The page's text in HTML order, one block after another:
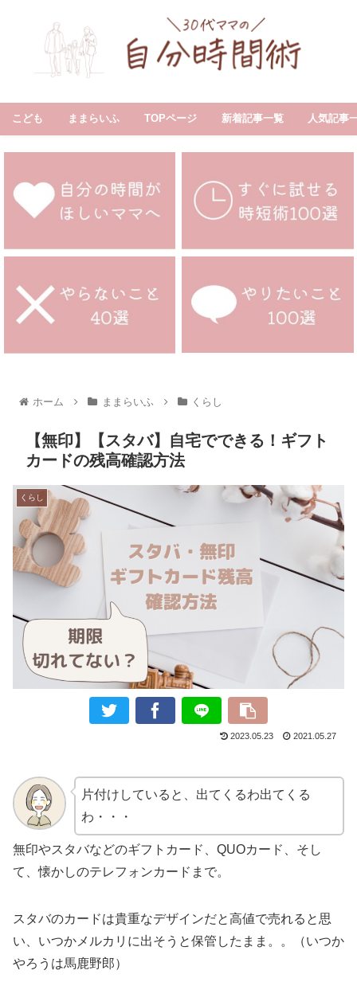
こども ままらいふ TOPページ 新着記事一覧 人気記事
ホーム ままらいふ くらし
【無印】【スタバ】自宅でできる！ギフト
カードの残高確認方法
くらし
2023.05.23 2021.05.27
片付けしていると、出てくるわ出てくる
わ・・・
無印やスタバなどのギフトカード、QUOカード、そし
て、懐かしのテレフォンカードまで。
スタバのカードは貴重なデザインだと高値で売れると思
い、いつかメルカリに出そうと保管したまま。。（いつか
やろうは馬鹿野郎）